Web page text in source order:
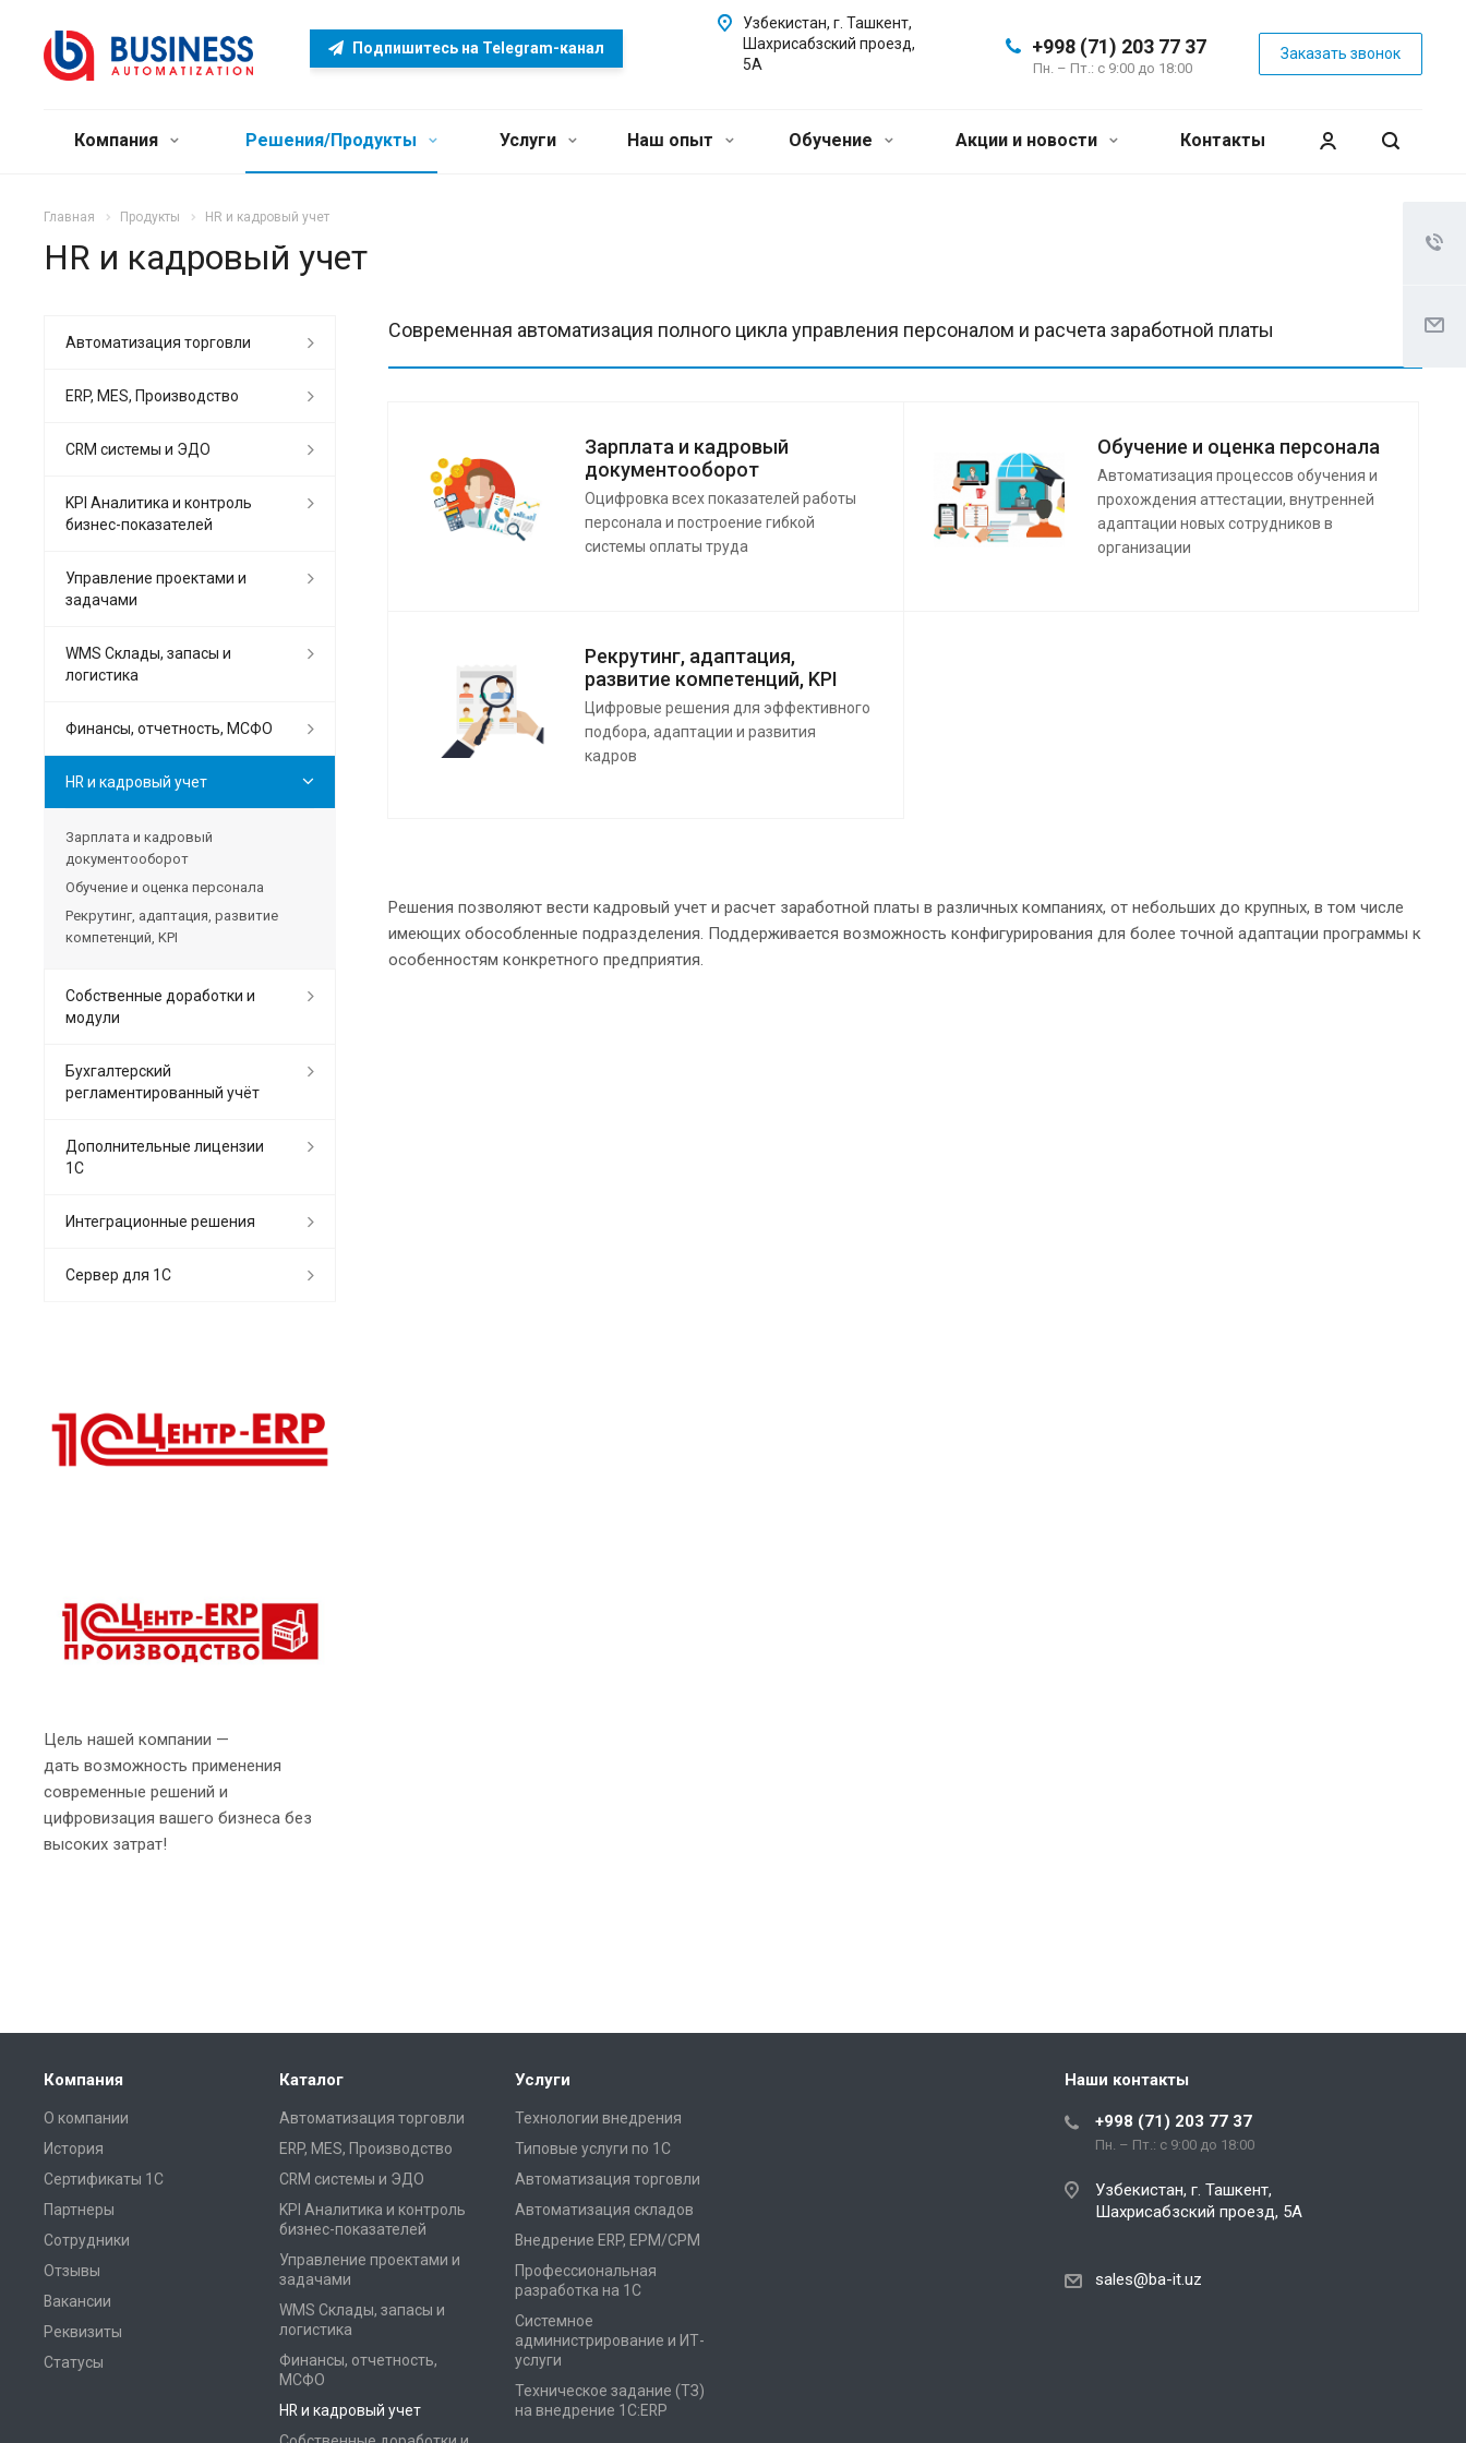
Подпишитесь на Telegram-канал +998 (71) 203 77 37
Пн. – Пт.: с 9:00 до 18:00
Заказать звонок
Узбекистан, г. Ташкент,
Шахрисабзский проезд,
5А
Компания Решения/Продукты Услуги Наш опыт Обучение Акции и новости Контакты
Главная Продукты HR и кадровый учет
HR и кадровый учет
Современная автоматизация полного цикла управления персоналом и расчета заработной платы
Зарплата и кадровый
документооборот
Оцифровка всех показателей работы
персонала и построение гибкой
системы оплаты труда
Обучение и оценка персонала
Автоматизация процессов обучения и
прохождения аттестации, внутренней
адаптации новых сотрудников в
организации
Рекрутинг, адаптация,
развитие компетенций, KPI
Цифровые решения для эффективного
подбора, адаптации и развития
кадров
Решения позволяют вести кадровый учет и расчет заработной платы в различных компаниях, от небольших до крупных, в том числе
имеющих обособленные подразделения. Поддерживается возможность конфигурирования для более точной адаптации программы к
особенностям конкретного предприятия.
Автоматизация торговли
ERP, MES, Производство
CRM системы и ЭДО
KPI Аналитика и контроль
бизнес-показателей
Управление проектами и
задачами
WMS Склады, запасы и
логистика
Финансы, отчетность, МСФО
HR и кадровый учет
Зарплата и кадровый
документооборот
Обучение и оценка персонала
Рекрутинг, адаптация, развитие
компетенций, KPI
Собственные доработки и
модули
Бухгалтерский
регламентированный учёт
Дополнительные лицензии
1С
Интеграционные решения
Сервер для 1С
Цель нашей компании —
дать возможность применения
современные решений и
цифровизация вашего бизнеса без
высоких затрат!
Компания
О компании
История
Сертификаты 1С
Партнеры
Сотрудники
Отзывы
Вакансии
Реквизиты
Статусы
Каталог
Автоматизация торговли
ERP, MES, Производство
CRM системы и ЭДО
KPI Аналитика и контроль
бизнес-показателей
Управление проектами и
задачами
WMS Склады, запасы и
логистика
Финансы, отчетность,
МСФО
HR и кадровый учет
Услуги
Технологии внедрения
Типовые услуги по 1С
Автоматизация торговли
Автоматизация складов
Внедрение ERP, EPM/CPM
Профессиональная
разработка на 1С
Системное
администрирование и ИТ-
услуги
Техническое задание (ТЗ)
на внедрение 1С:ERP
Наши контакты
+998 (71) 203 77 37
Пн. – Пт.: с 9:00 до 18:00
Узбекистан, г. Ташкент,
Шахрисабзский проезд, 5А
sales@ba-it.uz